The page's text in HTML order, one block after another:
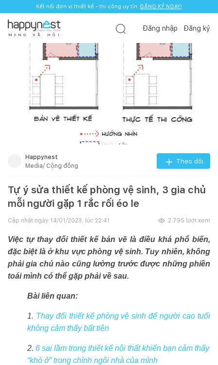
Kết nối đơn vị thiết kế - thi công uy tín. ĐĂNG KÝ NGAY!
M Ạ N G X Ã H Ộ I
Đăng nhập Đăng ký
Happynest
Media/ Cộng đồng
Theo dõi
Tự ý sửa thiết kế phòng vệ sinh, 3 gia chủ
mỗi người gặp 1 rắc rối éo le
Cập nhật ngày 14/01/2023, lúc 22:41 2.795 lượt xem
Việc tự thay đổi thiết kế bản vẽ là điều khá phổ biến,
đặc biệt là ở khu vực phòng vệ sinh. Tuy nhiên, không
phải gia chủ nào cũng lường trước được những phiền
toái mình có thể gặp phải về sau.
Bài liên quan:
1. Thay đổi thiết kế phòng vệ sinh để người cao tuổi
không cảm thấy bất tiện
2. 6 sai lầm trong thiết kế nội thất khiến bạn cảm thấy
“khó ở” trong chính ngôi nhà của mình